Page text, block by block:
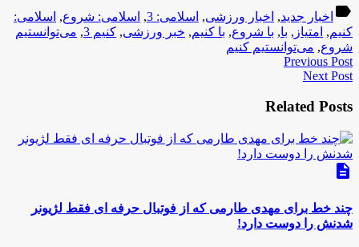
label اخبار جدید, اخبار ورزشی, اسلامی: 3 , اسلامی: شروع, اسلامی:
کنیم, امتیاز , با, با شروع, با کنیم, خبر ورزشی, کنیم 3 , می‌توانستیم
شروع, می‌توانستیم کنیم
Previous Post
Next Post
Related Posts
description
چند خط برای مهدی طارمی که از فوتبال حرفه ای فقط لژیونر
شدنش را دوست دارد!